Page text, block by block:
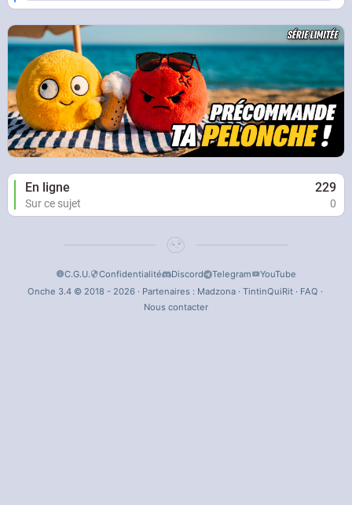
En ligne 229
Sur ce sujet 0
C.G.U. Confidentialité Discord Telegram
YouTube
Onche 3.4 © 2018 - 2026 · Partenaires : Madzona· TintinQuiRit· FAQ ·
Nous contacter